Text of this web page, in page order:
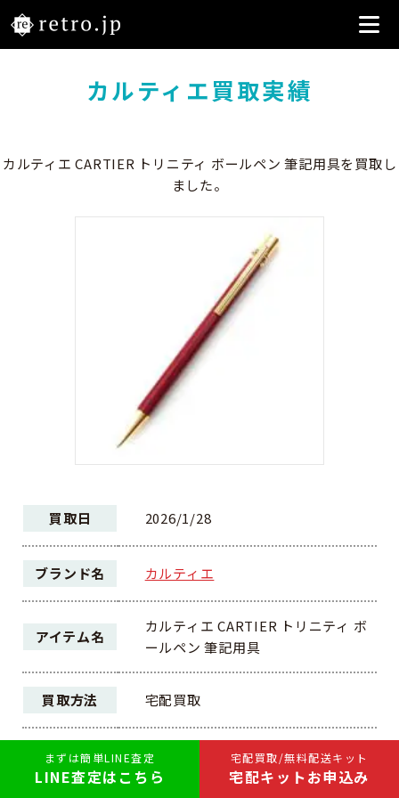
宅配買取/無料配送キット
宅配キットお申込み
まずは簡単LINE査定
LINE査定はこちら
カルティエ買取実績
カルティエ CARTIER トリニティ ボールペン 筆記用具を買取し
ました。
買取日 2026/1/28
ブランド名 カルティエ
アイテム名
カルティエ CARTIER トリニティ ボ
ールペン 筆記用具
買取方法 宅配買取
ランク B